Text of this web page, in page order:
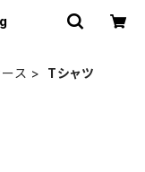
ス Tシャツ